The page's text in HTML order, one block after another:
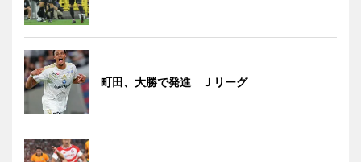
町田、大勝で発進 Ｊリーグ